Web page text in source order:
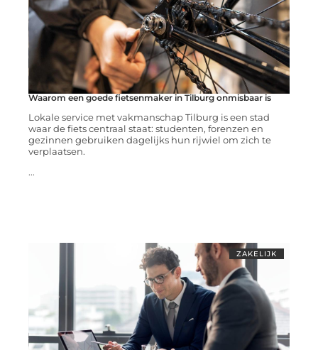
Waarom een goede fietsenmaker in Tilburg onmisbaar is
Lokale service met vakmanschap Tilburg is een stad
waar de fiets centraal staat: studenten, forenzen en
gezinnen gebruiken dagelijks hun rijwiel om zich te
verplaatsen.
...
ZAKELIJK